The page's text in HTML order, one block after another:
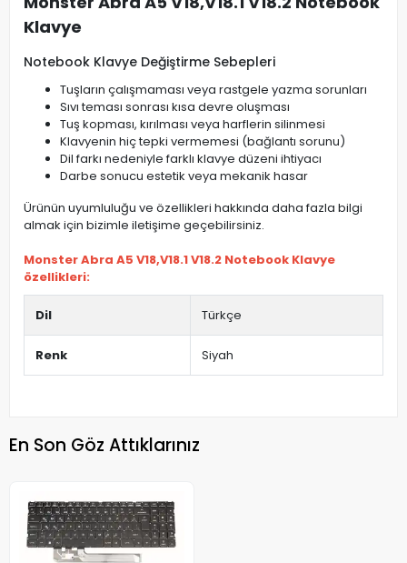
Klavye
Notebook Klavye Değiştirme Sebepleri
Tuşların çalışmaması veya rastgele yazma sorunları
Sıvı teması sonrası kısa devre oluşması
Tuş kopması, kırılması veya harflerin silinmesi
Klavyenin hiç tepki vermemesi (bağlantı sorunu)
Dil farkı nedeniyle farklı klavye düzeni ihtiyacı
Darbe sonucu estetik veya mekanik hasar
Ürünün uyumluluğu ve özellikleri hakkında daha fazla bilgi
almak için bizimle iletişime geçebilirsiniz.
Monster Abra A5 V18,V18.1 V18.2 Notebook Klavye
özellikleri:
Dil Türkçe
Renk Siyah
En Son Göz Attıklarınız